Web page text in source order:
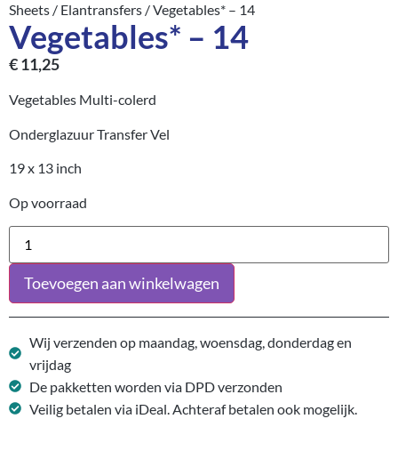
Sheets / Elantransfers / Vegetables* – 14
Vegetables* – 14
€11,25
Vegetables Multi-colerd
Onderglazuur Transfer Vel
19 x 13 inch
Op voorraad
Toevoegen aan winkelwagen
Wij verzenden op maandag, woensdag, donderdag en
vrijdag
De pakketten worden via DPD verzonden
Veilig betalen via iDeal. Achteraf betalen ook mogelijk.